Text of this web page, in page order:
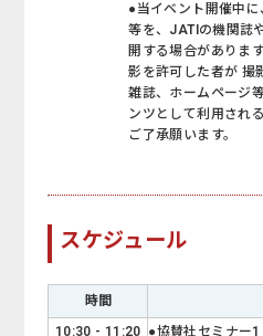
●当イベント開催中
等を、JATIの機関誌
開する場合がありま
影を許可した者が 撮
雑誌、ホームページ
ンツとして利用され
ご了承願います。
スケジュール
時間
10:30 - 11:20 ●協賛社セミナー